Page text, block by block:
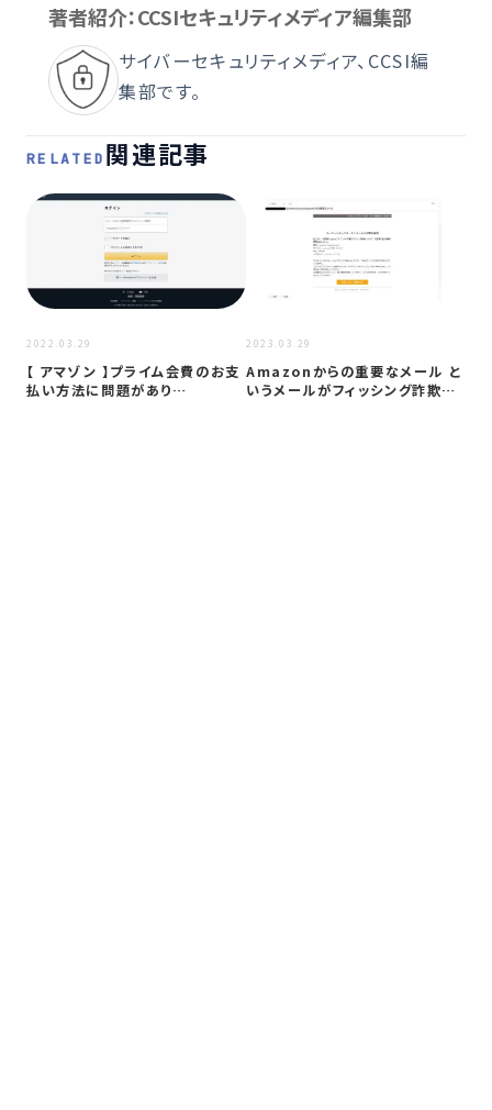
著者紹介：CCSIセキュリティメディア編集部
サイバーセキュリティメディア、CCSI編
集部です。
RELATED 関連記事
2022.03.29
【 アマゾ⁩ン 】プ︉ライム会︉費のお支︉
払い方︉法に問︉題が︉あり…
2023.03.29
Amazonからの重要なメール と
いうメールがフィッシング詐欺か